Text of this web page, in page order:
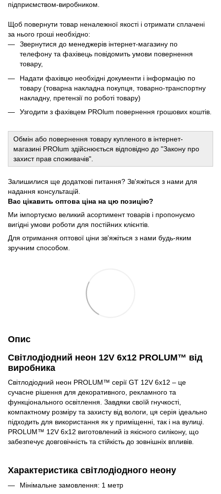
підприємством-виробником.
Щоб повернути товар неналежної якості і отримати сплачені
за нього гроші необхідно:
Звернутися до менеджерів інтернет-магазину по
телефону та фахівець повідомить умови повернення
товару,
Надати фахівцю необхідні документи і інформацію по
товару (товарна накладна покупця, товарно-транспортну
накладну, претензії по роботі товару)
Узгодити з фахівцем PROlum повернення грошових коштів.
Обмін або повернення товару купленого в інтернет-
магазині PROlum здійснюється відповідно до "Закону про
захист прав споживачів".
Залишилися ще додаткові питання? Зв'яжіться з нами для
надання консультацій.
Вас цікавить оптова ціна на цю позицію?
Ми імпортуємо великий асортимент товарів і пропонуємо
вигідні умови роботи для постійних клієнтів.
Для отримання оптової ціни зв'яжіться з нами будь-яким
зручним способом.
Опис
Світлодіодний неон 12V 6x12 PROLUM™ від
виробника
Світлодіодний неон PROLUM™ серії GT 12V 6x12 – це
сучасне рішення для декоративного, рекламного та
функціонального освітлення. Завдяки своїй гнучкості,
компактному розміру та захисту від вологи, ця серія ідеально
підходить для використання як у приміщенні, так і на вулиці.
PROLUM™ 12V 6x12 виготовлений із якісного силікону, що
забезпечує довговічність та стійкість до зовнішніх впливів.
Характеристика світлодіодного неону
Мінімальне замовлення: 1 метр